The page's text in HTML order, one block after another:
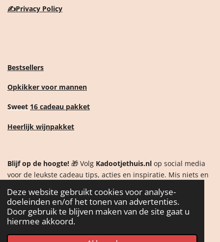
Deze website gebruikt cookies voor analyse-
doeleinden en/of het tonen van advertenties.
Door gebruik te blijven maken van de site gaat u
hiermee akkoord.
✍️Privacy Policy
Bestsellers
Opkikker voor mannen
Sweet 16 cadeau pakket
Heerlijk wijnpakket
Blijf op de hoogte! 🎁 Volg Kadootjethuis.nl op social media
voor de leukste cadeau tips, acties en inspiratie. Mis niets en
F
a
c
I
n
s
W
h
a
T
k